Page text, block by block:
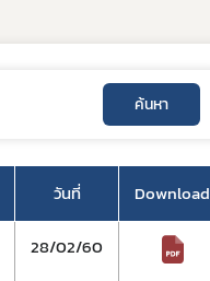
ค้นหา
วันที่ Download
28/02/60